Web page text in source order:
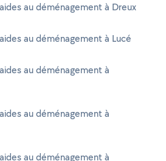
au déménagement à Dreux
au déménagement à Lucé
au déménagement à
au déménagement à
au déménagement à